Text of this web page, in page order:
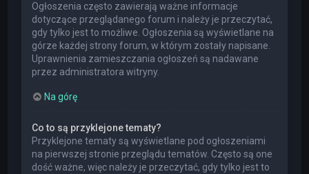
Ogłoszenia często zawierają ważne informacje
dotyczące przeglądanego forum i należy je przeczytać,
gdy tylko jest to możliwe. Ogłoszenia są wyświetlane na
górze każdej strony forum, w którym zostały napisane.
Uprawnienia zamieszczania ogłoszeń są nadawane
przez administratora witryny.
Na górę
Co to są przyklejone tematy?
Przyklejone tematy są wyświetlane pod ogłoszeniami
na pierwszej stronie przeglądu tematów. Często są one
dość ważne, więc należy je przeczytać, gdy tylko jest to